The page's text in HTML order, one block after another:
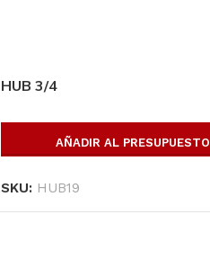
largo:6 m, cal.:14
AÑADIR AL
PRESUPUESTO
SKU: C12514
HUB 3/4
AÑADIR AL PRESUPUESTO
SKU: HUB19